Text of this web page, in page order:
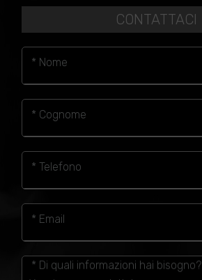
CONTATTACI
* Nome
* Cognome
* Telefono
* Email
* Di quali informazioni hai bisogno?